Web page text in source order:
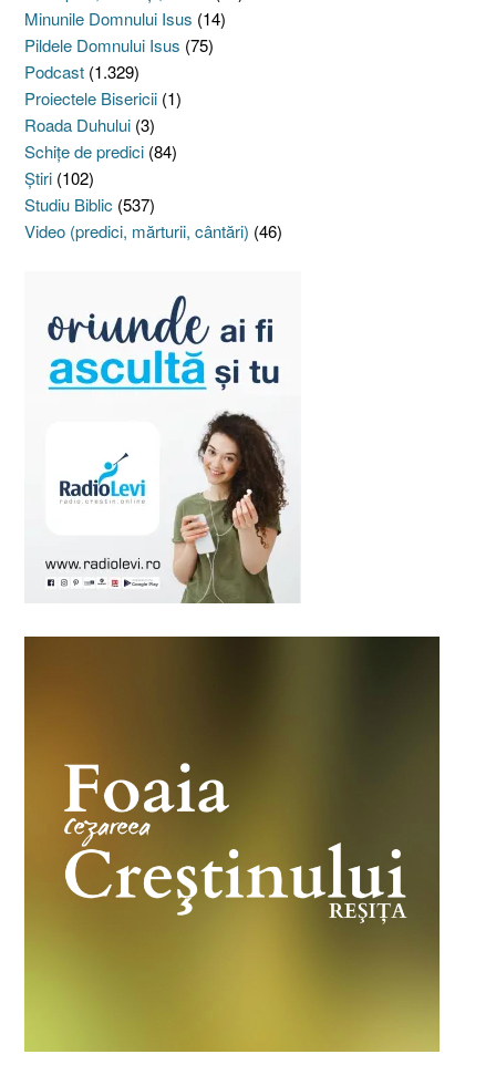
Minunile Domnului Isus (14)
Pildele Domnului Isus (75)
Podcast (1.329)
Proiectele Bisericii (1)
Roada Duhului (3)
Schiţe de predici (84)
Ştiri (102)
Studiu Biblic (537)
Video (predici, mărturii, cântări) (46)